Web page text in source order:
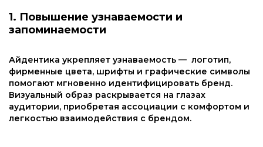
1. Повышение узнаваемости и
запоминаемости
Айдентика укрепляет узнаваемость — логотип,
фирменные цвета, шрифты и графические символы
помогают мгновенно идентифицировать бренд.
Визуальный образ раскрывается на глазах
аудитории, приобретая ассоциации с комфортом и
легкостью взаимодействия с брендом.